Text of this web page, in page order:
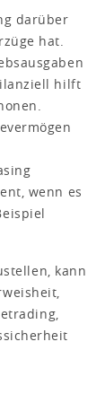
darüber
hat.
hilft
wenn es
kann